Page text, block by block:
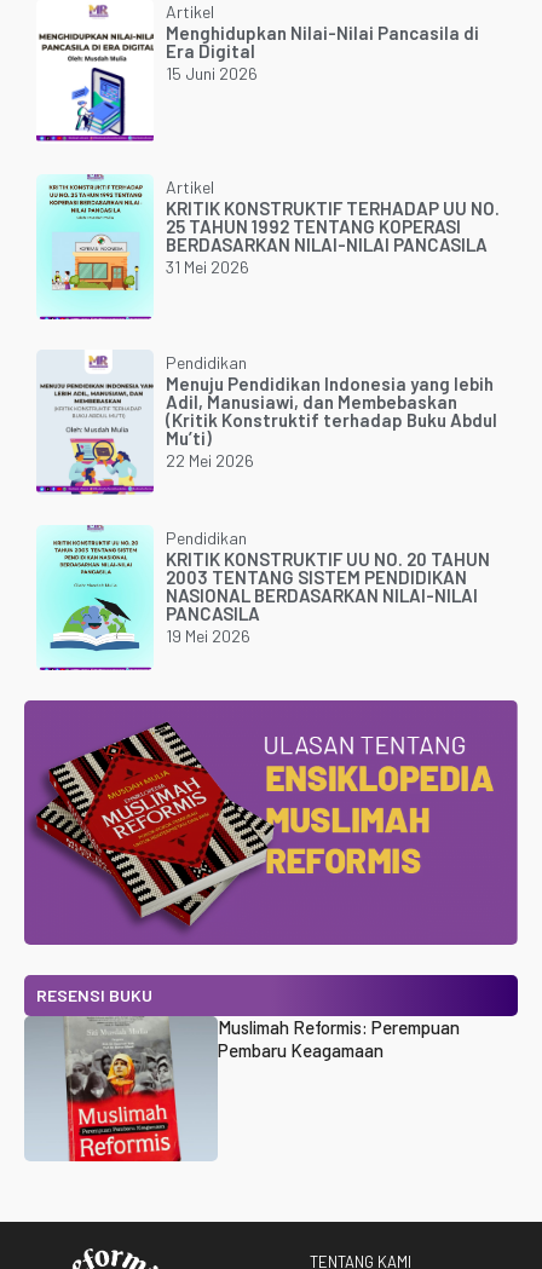
Artikel
Menghidupkan Nilai-Nilai Pancasila di
Era Digital
15 Juni 2026
Artikel
KRITIK KONSTRUKTIF TERHADAP UU NO.
25 TAHUN 1992 TENTANG KOPERASI
BERDASARKAN NILAI-NILAI PANCASILA
31 Mei 2026
Pendidikan
Menuju Pendidikan Indonesia yang lebih
Adil, Manusiawi, dan Membebaskan
(Kritik Konstruktif terhadap Buku Abdul
Mu’ti)
22 Mei 2026
Pendidikan
KRITIK KONSTRUKTIF UU NO. 20 TAHUN
2003 TENTANG SISTEM PENDIDIKAN
NASIONAL BERDASARKAN NILAI-NILAI
PANCASILA
19 Mei 2026
RESENSI BUKU
Muslimah Reformis: Perempuan
Pembaru Keagamaan
TENTANG KAMI